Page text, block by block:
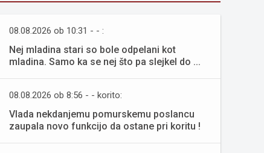
08.08.2026 ob 10:31 - - :
Nej mladina stari so bole odpelani kot
mladina. Samo ka se nej što pa slejkel do ...
08.08.2026 ob 8:56 - - korito:
Vlada nekdanjemu pomurskemu poslancu
zaupala novo funkcijo da ostane pri koritu !